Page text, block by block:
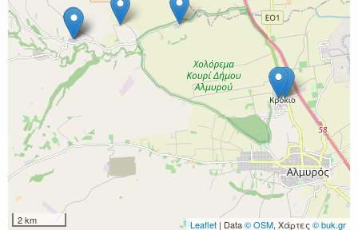
2 km Leaflet | Data© OSM, Χάρτες © buk.gr